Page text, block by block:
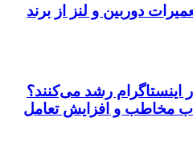
دوربین و لنز از برند
رشد می‌کنند؟
مخاطب و افزایش تعامل